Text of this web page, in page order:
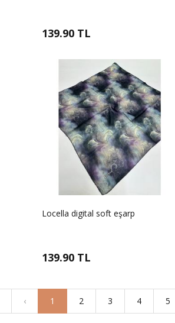
139.90 TL
Locella digital soft eşarp
139.90 TL
‹ 1 2 3 4 5